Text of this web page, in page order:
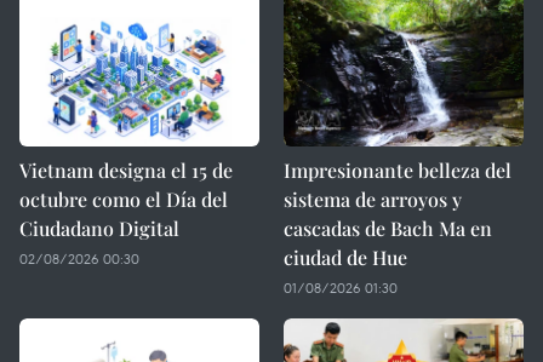
Vietnam designa el 15 de
octubre como el Día del
Ciudadano Digital
02/08/2026 00:30
Impresionante belleza del
sistema de arroyos y
cascadas de Bach Ma en
ciudad de Hue
01/08/2026 01:30